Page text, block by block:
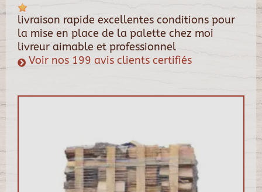
livraison rapide excellentes conditions pour
la mise en place de la palette chez moi
livreur aimable et professionnel
Voir nos 199 avis clients certifiés